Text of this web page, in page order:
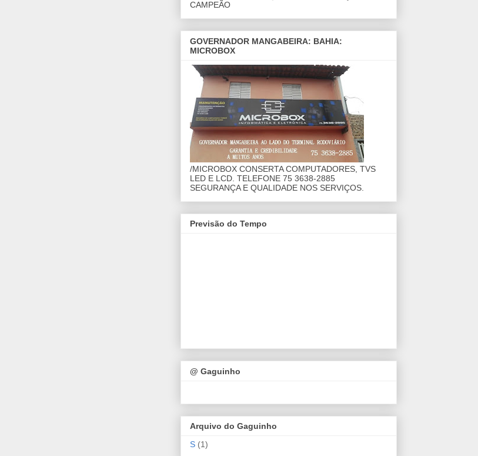
CAMPEÃO
GOVERNADOR MANGABEIRA: BAHIA:
MICROBOX
/MICROBOX CONSERTA COMPUTADORES, TVS
LED E LCD. TELEFONE 75 3638-2885
SEGURANÇA E QUALIDADE NOS SERVIÇOS.
Previsão do Tempo
@ Gaguinho
Arquivo do Gaguinho
S (1)